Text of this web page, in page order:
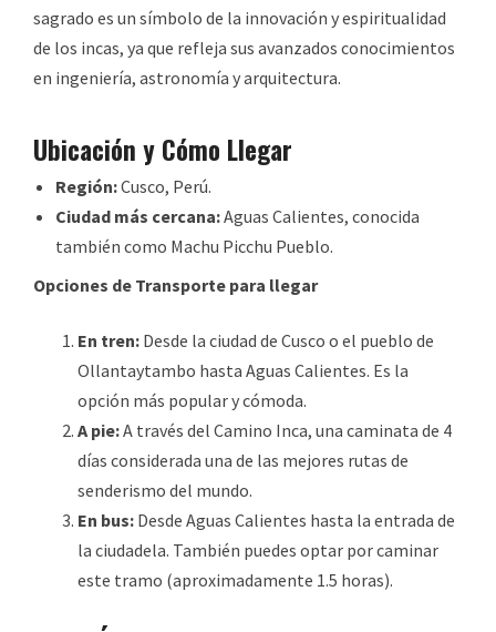
sagrado es un símbolo de la innovación y espiritualidad
de los incas, ya que refleja sus avanzados conocimientos
en ingeniería, astronomía y arquitectura.
Ubicación y Cómo Llegar
Región:Cusco, Perú.
Ciudad más cercana:Aguas Calientes, conocida
también como Machu Picchu Pueblo.
Opciones de Transporte para llegar
En tren: Desde la ciudad de Cusco o el pueblo de
Ollantaytambo hasta Aguas Calientes. Es la
opción más popular y cómoda.
A pie:A través del Camino Inca, una caminata de 4
días considerada una de las mejores rutas de
senderismo del mundo.
En bus: Desde Aguas Calientes hasta la entrada de
la ciudadela. También puedes optar por caminar
este tramo (aproximadamente 1.5 horas).